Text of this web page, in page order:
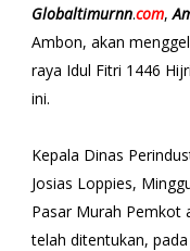
Globaltimurnn.com,
Ambon, akan
raya Idul Fitri 1446
ini.
Kepala Dinas
Josias Loppies,
Pasar Murah Pemkot
telah ditentukan,